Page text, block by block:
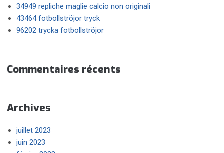
34949 repliche maglie calcio non originali
43464 fotbollströjor tryck
96202 trycka fotbollströjor
Commentaires récents
Archives
juillet 2023
juin 2023